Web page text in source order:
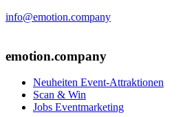
info@emotion.company
emotion.company
Neuheiten Event-Attraktionen
Scan & Win
Jobs Eventmarketing